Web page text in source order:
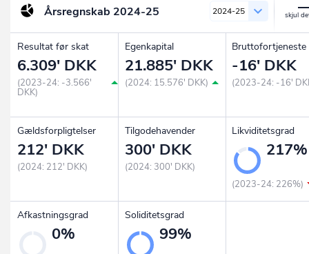
Årsregnskab 2024-25 2024-25
Resultat før skat
6.309' DKK
(2023-24: -3.566'
DKK)
Egenkapital
21.885' DKK
(2024: 15.576' DKK)
Bruttofortjeneste
-16' DKK
(2023-24: -16'
Gældsforpligtelser
212' DKK
(2024: 212' DKK)
Tilgodehavender
300' DKK
(2024: 300' DKK)
Likviditetsgrad
217%
(2023-24: 226%)
Afkastningsgrad
0%
Soliditetsgrad
99%